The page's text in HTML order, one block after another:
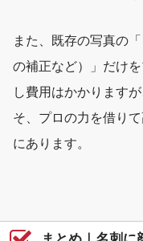
また、既存の写真の
の補正など）」だけ
し費用はかかります
そ、プロの力を借り
にあります。